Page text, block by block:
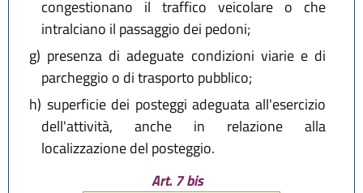
congestionano il traffico veicolare o che
intralciano il passaggio dei pedoni;
g) presenza di adeguate condizioni viarie e di
parcheggio o di trasporto pubblico;
h) superficie dei posteggi adeguata all'esercizio
dell'attività, anche in relazione alla
localizzazione del posteggio.
Art. 7 bis